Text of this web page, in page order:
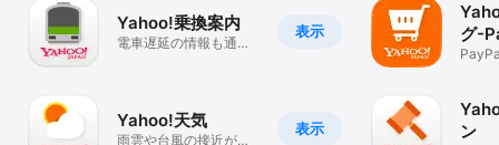
（https://www.lycorp.co.jp/ja/company/terms/）
・利用環境情報に関する特約
（https://location.yahoo.co.jp/mobile-signal/map/terms.html）
・プライバシーポリシー
・ソフトウエアガイドライン
（https://www.lycorp.co.jp/ja/company/terms/#anc2）
表示
Yahoo!乗換案内
電車遅延の情報も通知
表示
Yahoo!天気
雨雲や台風の接近がわ
グ-
トが
ン